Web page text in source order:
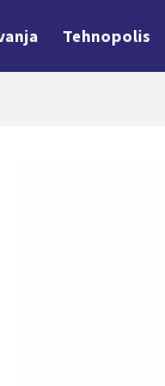
Tehnopolis